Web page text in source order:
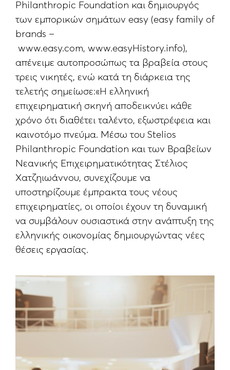
Philanthropic Foundation και δημιουργός
των εμπορικών σημάτων easy (easy family of
brands –
www.easy.com, www.easyHistory.info),
απένειμε αυτοπροσώπως τα βραβεία στους
τρεις νικητές, ενώ κατά τη διάρκεια της
τελετής σημείωσε:«Η ελληνική
επιχειρηματική σκηνή αποδεικνύει κάθε
χρόνο ότι διαθέτει ταλέντο, εξωστρέφεια και
καινοτόμο πνεύμα. Μέσω του Stelios
Philanthropic Foundation και των Βραβείων
Νεανικής Επιχειρηματικότητας Στέλιος
Χατζηιωάννου, συνεχίζουμε να
υποστηρίζουμε έμπρακτα τους νέους
επιχειρηματίες, οι οποίοι έχουν τη δυναμική
να συμβάλουν ουσιαστικά στην ανάπτυξη της
ελληνικής οικονομίας δημιουργώντας νέες
θέσεις εργασίας.